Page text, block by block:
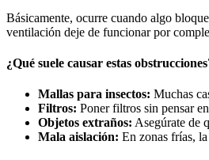
Básicamente, ocurre cuando algo
ventilación deje de funcionar por
¿Qué suele causar estas
Mallas para insectos: Muchas
Filtros: Poner filtros sin pensar
Objetos extraños: Asegúrate de
Mala aislación: En zonas frías,